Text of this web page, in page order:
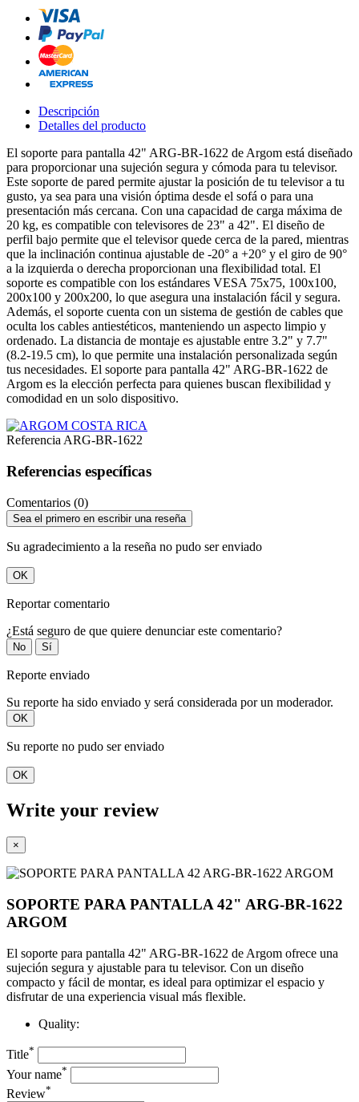
Descripción
Detalles del producto
El soporte para pantalla 42" ARG-BR-1622 de Argom está diseñado
para proporcionar una sujeción segura y cómoda para tu televisor.
Este soporte de pared permite ajustar la posición de tu televisor a tu
gusto, ya sea para una visión óptima desde el sofá o para una
presentación más cercana. Con una capacidad de carga máxima de
20 kg, es compatible con televisores de 23" a 42". El diseño de
perfil bajo permite que el televisor quede cerca de la pared, mientras
que la inclinación continua ajustable de -20° a +20° y el giro de 90°
a la izquierda o derecha proporcionan una flexibilidad total. El
soporte es compatible con los estándares VESA 75x75, 100x100,
200x100 y 200x200, lo que asegura una instalación fácil y segura.
Además, el soporte cuenta con un sistema de gestión de cables que
oculta los cables antiestéticos, manteniendo un aspecto limpio y
ordenado. La distancia de montaje es ajustable entre 3.2" y 7.7"
(8.2-19.5 cm), lo que permite una instalación personalizada según
tus necesidades. El soporte para pantalla 42" ARG-BR-1622 de
Argom es la elección perfecta para quienes buscan flexibilidad y
comodidad en un solo dispositivo.
Referencia ARG-BR-1622
Referencias específicas
Comentarios (0)
Sea el primero en escribir una reseña
Su agradecimiento a la reseña no pudo ser enviado
OK
Reportar comentario
¿Está seguro de que quiere denunciar este comentario?
No Sí
Reporte enviado
Su reporte ha sido enviado y será considerada por un moderador.
OK
Su reporte no pudo ser enviado
OK
Write your review
×
SOPORTE PARA PANTALLA 42" ARG-BR-1622
ARGOM
El soporte para pantalla 42" ARG-BR-1622 de Argom ofrece una
sujeción segura y ajustable para tu televisor. Con un diseño
compacto y fácil de montar, es ideal para optimizar el espacio y
disfrutar de una experiencia visual más flexible.
Quality:
Title*
Your name*
Review*